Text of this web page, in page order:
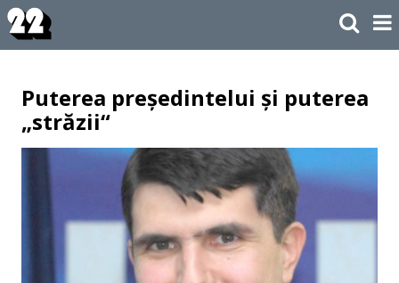
Puterea președintelui și puterea
„străzii“